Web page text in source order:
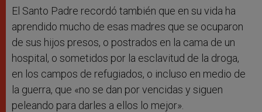
El Santo Padre recordó también que en su vida ha
aprendido mucho de esas madres que se ocuparon
de sus hijos presos, o postrados en la cama de un
hospital, o sometidos por la esclavitud de la droga,
en los campos de refugiados, o incluso en medio de
la guerra, que «no se dan por vencidas y siguen
peleando para darles a ellos lo mejor».